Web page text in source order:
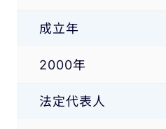
成立年
2000年
法定代表人